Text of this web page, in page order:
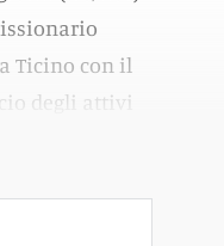
Ticino con il
degli attivi